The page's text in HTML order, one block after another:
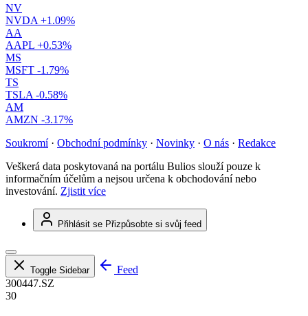
NV
NVDA +1.09%
AA
AAPL +0.53%
MS
MSFT -1.79%
TS
TSLA -0.58%
AM
AMZN -3.17%
Soukromí · Obchodní podmínky · Novinky · O nás · Redakce
Veškerá data poskytovaná na portálu Bulios slouží pouze k
informačním účelům a nejsou určena k obchodování nebo
investování. Zjistit více
Přihlásit se Přizpůsobte si svůj feed
Toggle Sidebar
Feed
300447.SZ
30